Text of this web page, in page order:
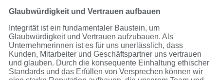
Glaubwürdigkeit und Vertrauen aufbauen
Integrität ist ein fundamentaler Baustein, um
Glaubwürdigkeit und Vertrauen aufzubauen. Als
Unternehmerinnen ist es für uns unerlässlich, dass
Kunden, Mitarbeiter und Geschäftspartner uns vertrauen
und glauben. Durch die konsequente Einhaltung ethischer
Standards und das Erfüllen von Versprechen können wir